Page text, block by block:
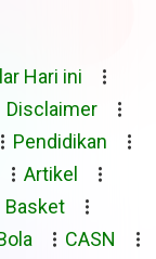
Hari ini
Disclaimer
Pendidikan
Artikel
Basket
CASN